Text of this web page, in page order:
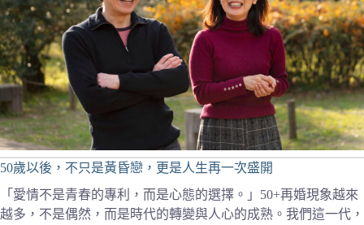
50歲以後，不只是黃昏戀，更是人生再一次盛開
「愛情不是青春的專利，而是心態的選擇。」50+再婚現象越來
越多，不是偶然，而是時代的轉變與人心的成熟。我們這一代，